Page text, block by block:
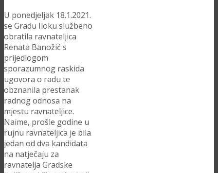
U ponedjeljak 18.1.2021.
se Gradu Iloku službeno
obratila ravnateljica
Renata Banožić s
prijedlogom
sporazumnog raskida
ugovora o radu te
obznanila prestanak
radnog odnosa na
mjestu ravnateljice.
Naime, prošle godine u
rujnu ravnateljica je bila
jedan od dva kandidata
na natječaju za
ravnatelja Gradske